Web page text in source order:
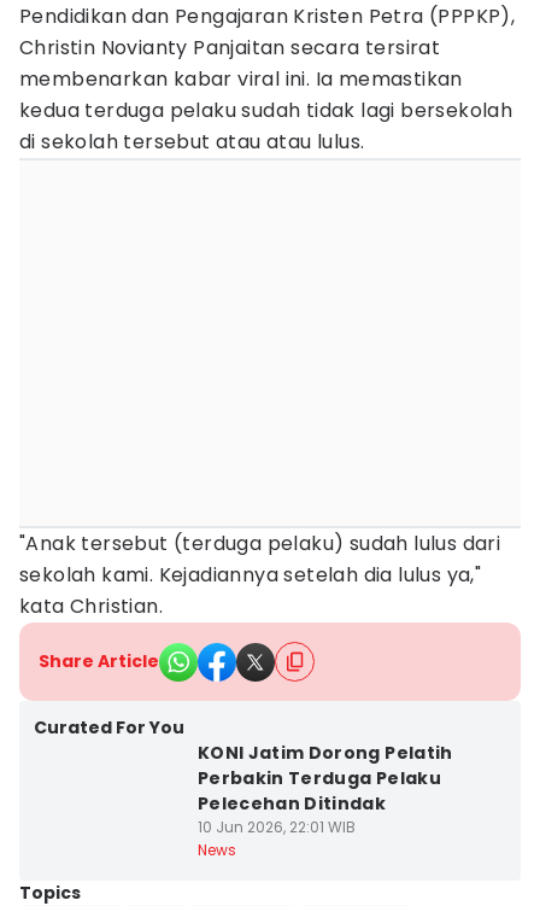
Pendidikan dan Pengajaran Kristen Petra (PPPKP),
Christin Novianty Panjaitan secara tersirat
membenarkan kabar viral ini. Ia memastikan
kedua terduga pelaku sudah tidak lagi bersekolah
di sekolah tersebut atau atau lulus.
"Anak tersebut (terduga pelaku) sudah lulus dari
sekolah kami. Kejadiannya setelah dia lulus ya,"
kata Christian.
Share Article
Curated For You
KONI Jatim Dorong Pelatih
Perbakin Terduga Pelaku
Pelecehan Ditindak
10 Jun 2026, 22:01 WIB
News
Topics